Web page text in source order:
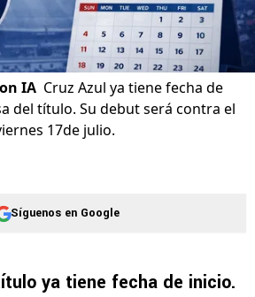
IA Cruz Azul ya tiene fecha de
del título. Su debut será contra el
17de julio.
Síguenos en Google
ya tiene fecha de inicio.